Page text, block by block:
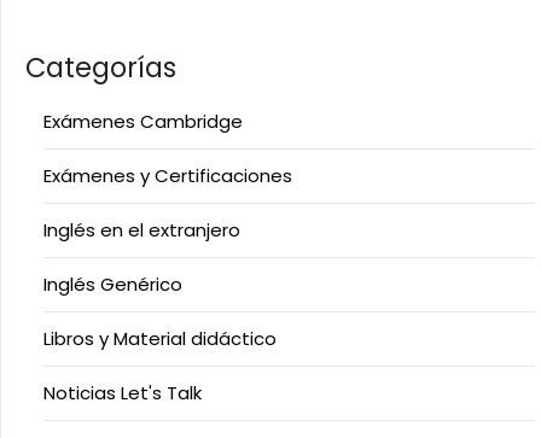
Categorías
Exámenes Cambridge
Exámenes y Certificaciones
Inglés en el extranjero
Inglés Genérico
Libros y Material didáctico
Noticias Let's Talk